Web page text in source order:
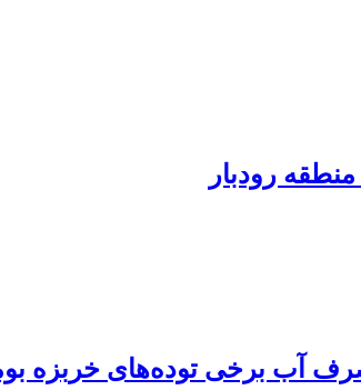
رودبار
آب برخی توده‌های خربزه